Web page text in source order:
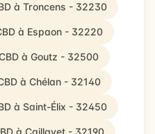
à Troncens - 32230
à Espaon - 32220
à Goutz - 32500
à Chélan - 32140
à Saint-Élix - 32450
à Caillavet - 32190